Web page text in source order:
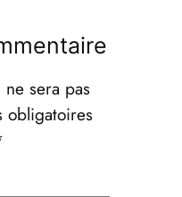
sera pas
obligatoires